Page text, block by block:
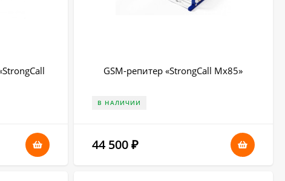
GSM-репитер «StrongCall Mx85»
В НАЛИЧИИ
44 500 ₽